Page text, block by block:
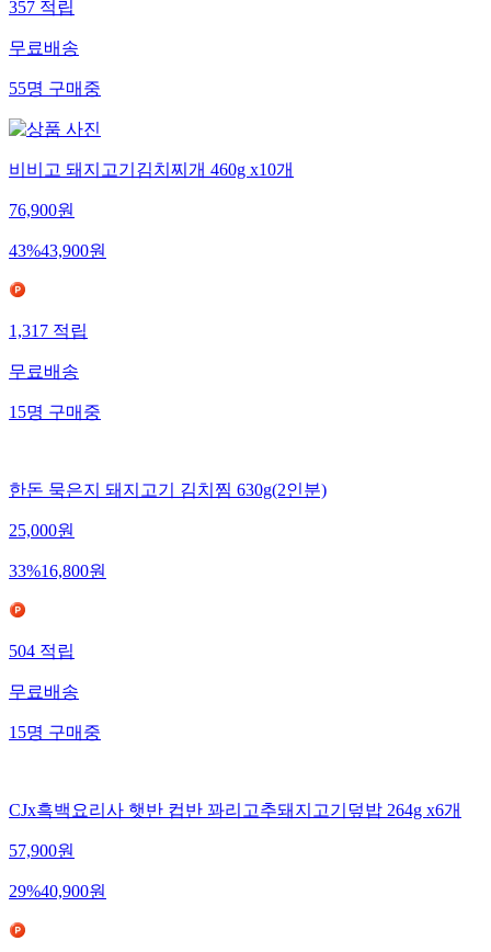
357적립
무료배송
55명구매중
비비고 돼지고기김치찌개 460g x10개
76,900원
43%43,900원
1,317적립
무료배송
15명구매중
한돈 묵은지 돼지고기 김치찜 630g(2인분)
25,000원
33%16,800원
504적립
무료배송
15명구매중
CJx흑백요리사 햇반 컵반 꽈리고추돼지고기덮밥 264g x6개
57,900원
29%40,900원